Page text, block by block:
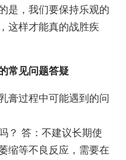
是，我们要保持乐观的
这样才能真的战胜疾
常见问题答疑
膏过程中可能遇到的问
？ 答：不建议长期使
缩等不良反应，需要在